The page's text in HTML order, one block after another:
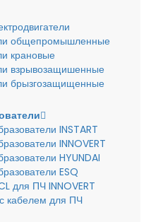
общепромышленные
крановые
взрывозащишенные
брызгозащищенные
INSTART
INNOVERT
HYUNDAI
ESQ
для ПЧ INNOVERT
кабелем для ПЧ